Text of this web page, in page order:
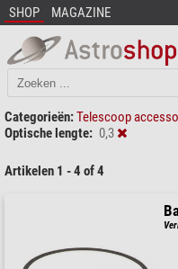
SHOP MAGAZINE
Categorieën:Telescoop
Optische lengte: 0,3
Artikelen 1 - 4 of 4